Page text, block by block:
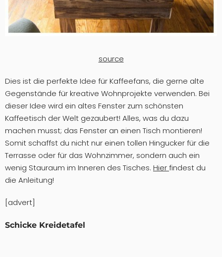
source
Dies ist die perfekte Idee für Kaffeefans, die gerne alte
Gegenstände für kreative Wohnprojekte verwenden. Bei
dieser Idee wird ein altes Fenster zum schönsten
Kaffeetisch der Welt gezaubert! Alles, was du dazu
machen musst; das Fenster an einen Tisch montieren!
Somit schaffst du nicht nur einen tollen Hingucker für die
Terrasse oder für das Wohnzimmer, sondern auch ein
wenig Stauraum im Inneren des Tisches. Hierfindest du
die Anleitung!
[advert]
Schicke Kreidetafel